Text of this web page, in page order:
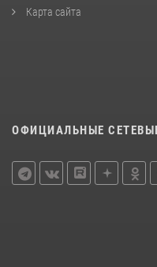
Карта сайта
ОФИЦИАЛЬНЫЕ